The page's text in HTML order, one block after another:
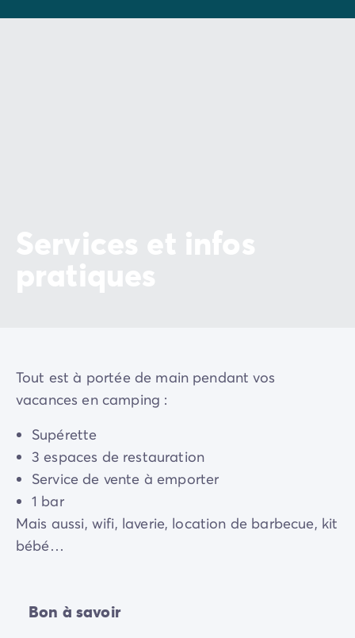
Tout est à portée de main pendant vos
vacances en camping :
Supérette
3 espaces de restauration
Service de vente à emporter
1 bar
Mais aussi, wifi, laverie, location de barbecue, kit
bébé…
Bon à savoir